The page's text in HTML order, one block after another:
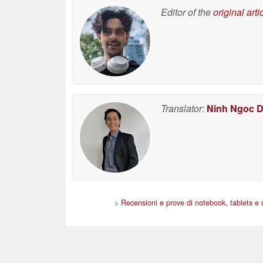
Editor of theoriginal
Translator: Ninh Ngoc
> Recensioni e prove di notebook, tablets e